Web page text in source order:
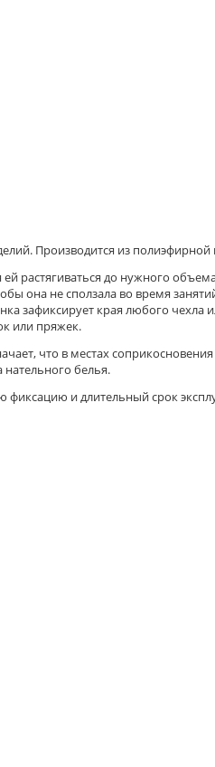
Производится из
растягиваться до нужного
она не сползала во время
зафиксирует края любого
или пряжек.
что в местах
нательного белья.
фиксацию и длительный срок